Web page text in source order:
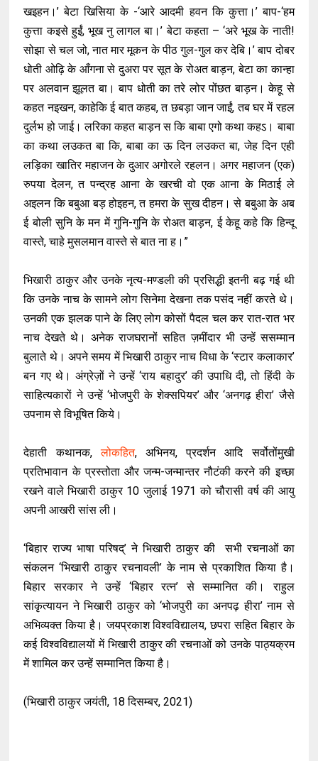
खइहन।’ बेटा खिसिया के -‘आरे आदमी हवन कि कुत्ता।’ बाप-‘हम
कुत्ता कइसे हुईं, भूख नु लागल बा।’ बेटा कहता – ‘अरे भूख के नाती!
सोझा से चल जो, नात मार मूकन के पीठ गुल-गुल कर देबि।’ बाप दोबर
धोती ओढ़ि के आँगना से दुअरा पर सूत के रोअत बाड़न, बेटा का कान्हा
पर अलवान झूलत बा। बाप धोती का तरे लोर पोंछत बाड़न। केहू से
कहत नइखन, काहेकि ई बात कहब, त छबड़ा जान जाईं, तब घर में रहल
दुर्लभ हो जाई। लरिका कहत बाड़न स कि बाबा एगो कथा कहऽ। बाबा
का कथा लउकत बा कि, बाबा का ऊ दिन लउकत बा, जेह दिन एही
लड़िका खातिर महाजन के दुआर अगोरले रहलन। अगर महाजन (एक)
रुपया देलन, त पन्द्रह आना के खरची वो एक आना के मिठाई ले
अइलन कि बबुआ बड़ होइहन, त हमरा के सुख दीहन। से बबुआ के अब
ई बोली सुनि के मन में गुनि-गुनि के रोअत बाड़न, ई केहू कहे कि हिन्दू
वास्ते, चाहे मुसलमान वास्ते से बात ना ह।”
भिखारी ठाकुर और उनके नृत्य-मण्डली की प्रसिद्धी इतनी बढ़ गई थी
कि उनके नाच के सामने लोग सिनेमा देखना तक पसंद नहीं करते थे।
उनकी एक झलक पाने के लिए लोग कोसों पैदल चल कर रात-रात भर
नाच देखते थे। अनेक राजघरानों सहित ज़मींदार भी उन्हें ससम्मान
बुलाते थे। अपने समय में भिखारी ठाकुर नाच विधा के ‘स्टार कलाकार’
बन गए थे। अंग्रेज़ों ने उन्हें ‘राय बहादुर’ की उपाधि दी, तो हिंदी के
साहित्यकारों ने उन्हें ‘भोजपुरी के शेक्सपियर’ और ‘अनगढ़ हीरा’ जैसे
उपनाम से विभूषित किये।
देहाती कथानक,लोकहित, अभिनय, प्रदर्शन आदि सर्वोतोंमुखी
प्रतिभावान के प्रस्तोता और जन्म-जन्मान्तर नौटंकी करने की इच्छा
रखने वाले भिखारी ठाकुर 10 जुलाई 1971 को चौरासी वर्ष की आयु
अपनी आखरी सांस ली।
‘बिहार राज्य भाषा परिषद्’ ने भिखारी ठाकुर की सभी रचनाओं का
संकलन ‘भिखारी ठाकुर रचनावली’ के नाम से प्रकाशित किया है।
बिहार सरकार ने उन्हें ‘बिहार रत्न’ से सम्मानित की। राहुल
सांकृत्यायन ने भिखारी ठाकुर को ‘भोजपुरी का अनपढ़ हीरा’ नाम से
अभिव्यक्त किया है। जयप्रकाश विश्वविद्यालय, छपरा सहित बिहार के
कई विश्वविद्यालयों में भिखारी ठाकुर की रचनाओं को उनके पाठ्यक्रम
में शामिल कर उन्हें सम्मानित किया है।
(भिखारी ठाकुर जयंती, 18 दिसम्बर, 2021)